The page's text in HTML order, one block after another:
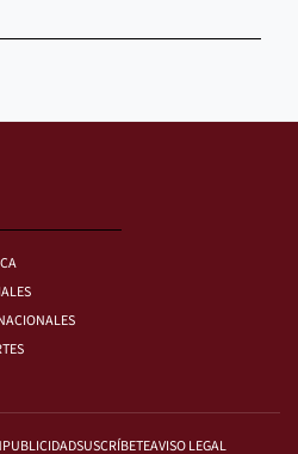
PUBLICIDADSUSCRÍBETEAVISO LEGAL